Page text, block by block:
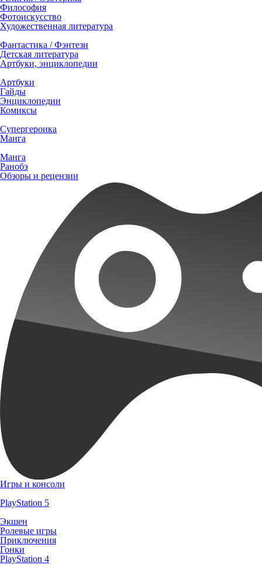
Философия
Фотоискусство
Художественная литература
Фантастика / Фэнтези
Детская литература
Артбуки, энциклопедии
Артбуки
Гайды
Энциклопедии
Комиксы
Супергероика
Манга
Манга
Ранобэ
Обзоры и рецензии
Игры и консоли
PlayStation 5
Экшен
Ролевые игры
Приключения
Гонки
PlayStation 4